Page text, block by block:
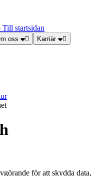
Till startsidan
oss Karriär
för att skydda data,